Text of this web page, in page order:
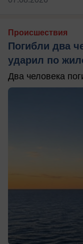
Происшествия
Погибли два
ударил по
Два человека